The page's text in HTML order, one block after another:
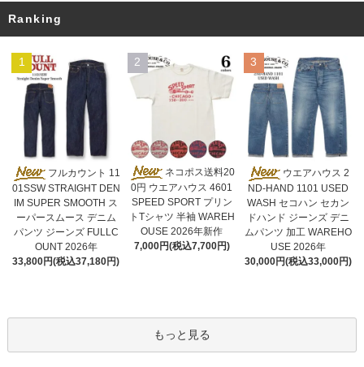
Ranking
1
フルカウント 11
01SSW STRAIGHT DEN
IM SUPER SMOOTH ス
ーパースムース デニム
パンツ ジーンズ FULLC
OUNT 2026年
33,800円(税込37,180円)
2
ネコポス送料20
0円 ウエアハウス 4601
SPEED SPORT プリン
トTシャツ 半袖 WAREH
OUSE 2026年新作
7,000円(税込7,700円)
3
ウエアハウス 2
ND-HAND 1101 USED
WASH セコハン セカン
ドハンド ジーンズ デニ
ムパンツ 加工 WAREHO
USE 2026年
30,000円(税込33,000円)
もっと見る